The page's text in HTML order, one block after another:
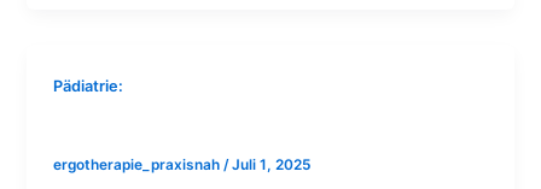
Pädiatrie:
ergotherapie_praxisnah /Juli 1, 2025